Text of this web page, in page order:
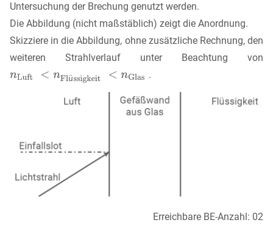
Untersuchung der Brechung genutzt werden.
Die Abbildung (nicht maßstäblich) zeigt die Anordnung.
Skizziere in die Abbildung, ohne zusätzliche Rechnung, den
weiteren Strahlverlauf unter Beachtung von
.
Erreichbare BE-Anzahl: 02